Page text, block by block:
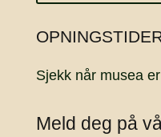
Sjekk når musea
Meld deg på